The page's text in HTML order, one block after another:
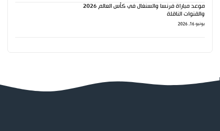
موعد مباراة فرنسا والسنغال في كأس العالم 2026
والقنوات الناقلة
يونيو 16, 2026